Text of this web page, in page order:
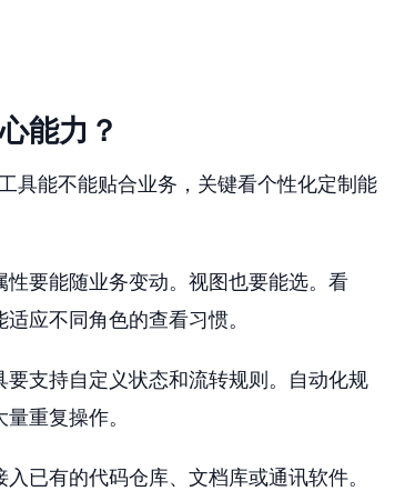
能力？
具能不能贴合业务，关键看个性化定制能
要能随业务变动。视图也要能选。看
应不同角色的查看习惯。
支持自定义状态和流转规则。自动化规
重复操作。
已有的代码仓库、文档库或通讯软件。